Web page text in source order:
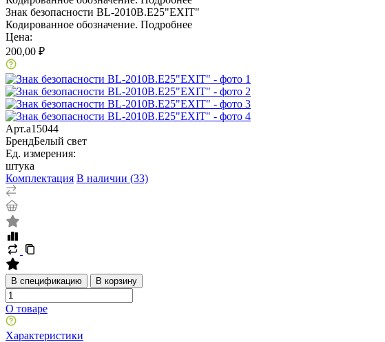
Знак безопасности BL-2010B.E25"EXIT"
Кодированное обозначение. Подробнее
Цена:
200,00 ₽
Арт.a15044
БрендБелый свет
Ед. измерения:
штука
Комплектация В наличии (33)
В спецификацию В корзину
О товаре
Характеристики